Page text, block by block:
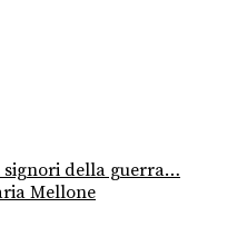
della guerra…
Mellone